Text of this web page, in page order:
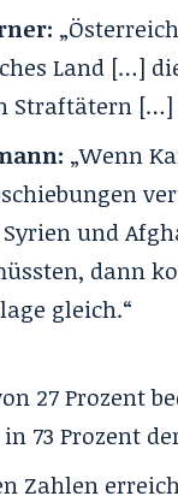
Land […]
Straftätern […]
„Wenn
und
dann
gleich.“
27 Prozent
73 Prozent
Zahlen